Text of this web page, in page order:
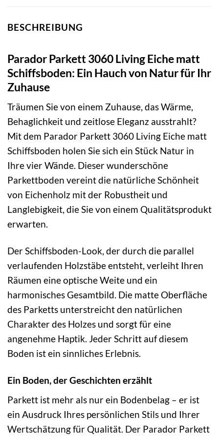
BESCHREIBUNG
Parador Parkett 3060 Living Eiche matt
Schiffsboden: Ein Hauch von Natur für Ihr
Zuhause
Träumen Sie von einem Zuhause, das Wärme,
Behaglichkeit und zeitlose Eleganz ausstrahlt?
Mit dem Parador Parkett 3060 Living Eiche matt
Schiffsboden holen Sie sich ein Stück Natur in
Ihre vier Wände. Dieser wunderschöne
Parkettboden vereint die natürliche Schönheit
von Eichenholz mit der Robustheit und
Langlebigkeit, die Sie von einem Qualitätsprodukt
erwarten.
Der Schiffsboden-Look, der durch die parallel
verlaufenden Holzstäbe entsteht, verleiht Ihren
Räumen eine optische Weite und ein
harmonisches Gesamtbild. Die matte Oberfläche
des Parketts unterstreicht den natürlichen
Charakter des Holzes und sorgt für eine
angenehme Haptik. Jeder Schritt auf diesem
Boden ist ein sinnliches Erlebnis.
Ein Boden, der Geschichten erzählt
Parkett ist mehr als nur ein Bodenbelag – er ist
ein Ausdruck Ihres persönlichen Stils und Ihrer
Wertschätzung für Qualität. Der Parador Parkett